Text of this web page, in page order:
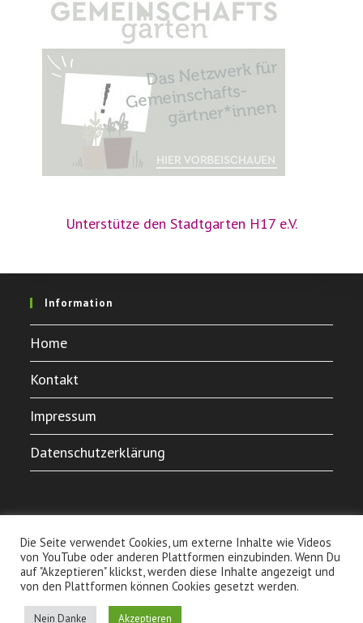
Unterstütze den Stadtgarten H17 e.V.
Information
Home
Kontakt
Impressum
Datenschutzerklärung
Home Kontakt Impressum
Die Seite verwendet Cookies, um externe Inhalte wie Videos
von YouTube oder anderen Plattformen einzubinden. Wenn Du
auf "Akzeptieren" klickst, werden diese Inhalte angezeigt und
von den Plattformen können Cookies gesetzt werden.
Nein Danke Akzeptieren